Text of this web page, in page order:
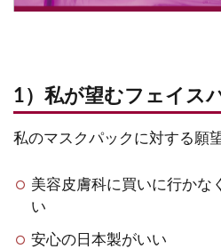
1）私が望むフェイス
私のマスクパックに対する願
美容皮膚科に買いに行かな
い
安心の日本製がいい